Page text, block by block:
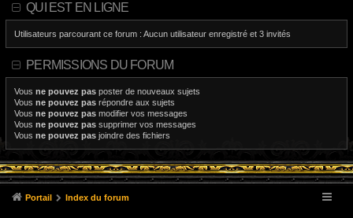
QUI EST EN LIGNE
Utilisateurs parcourant ce forum : Aucun utilisateur enregistré et 3 invités
PERMISSIONS DU FORUM
Vous ne pouvez pas poster de nouveaux sujets
Vous ne pouvez pas répondre aux sujets
Vous ne pouvez pas modifier vos messages
Vous ne pouvez pas supprimer vos messages
Vous ne pouvez pas joindre des fichiers
Portail Index du forum